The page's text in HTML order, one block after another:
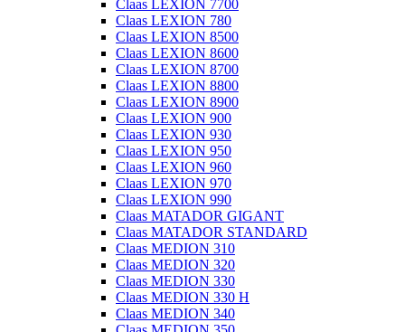
Claas LEXION 7700
Claas LEXION 780
Claas LEXION 8500
Claas LEXION 8600
Claas LEXION 8700
Claas LEXION 8800
Claas LEXION 8900
Claas LEXION 900
Claas LEXION 930
Claas LEXION 950
Claas LEXION 960
Claas LEXION 970
Claas LEXION 990
Claas MATADOR GIGANT
Claas MATADOR STANDARD
Claas MEDION 310
Claas MEDION 320
Claas MEDION 330
Claas MEDION 330 H
Claas MEDION 340